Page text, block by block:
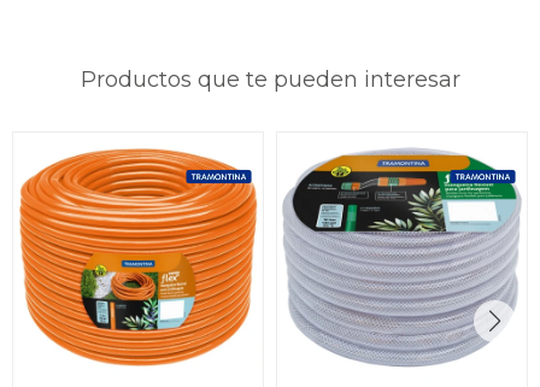
Productos que te pueden interesar